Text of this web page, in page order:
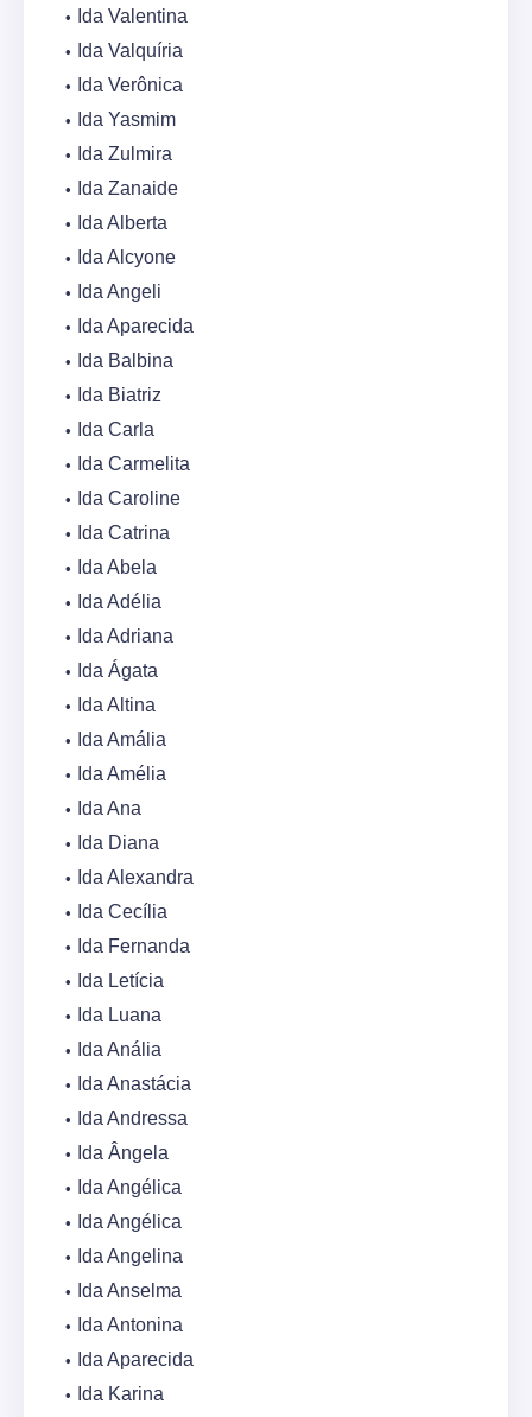
Ida Valentina
Ida Valquíria
Ida Verônica
Ida Yasmim
Ida Zulmira
Ida Zanaide
Ida Alberta
Ida Alcyone
Ida Angeli
Ida Aparecida
Ida Balbina
Ida Biatriz
Ida Carla
Ida Carmelita
Ida Caroline
Ida Catrina
Ida Abela
Ida Adélia
Ida Adriana
Ida Ágata
Ida Altina
Ida Amália
Ida Amélia
Ida Ana
Ida Diana
Ida Alexandra
Ida Cecília
Ida Fernanda
Ida Letícia
Ida Luana
Ida Anália
Ida Anastácia
Ida Andressa
Ida Ângela
Ida Angélica
Ida Angélica
Ida Angelina
Ida Anselma
Ida Antonina
Ida Aparecida
Ida Karina